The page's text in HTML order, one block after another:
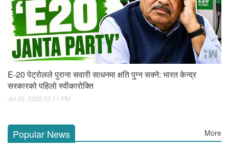
E-20 पेट्रोलले पुराना सवारी साधनमा क्षति पुग्न सक्ने: भारत केन्द्र
सरकारको पहिलो स्वीकारोक्ति
Jul 30, 2026 03:11 PM
Popular News More